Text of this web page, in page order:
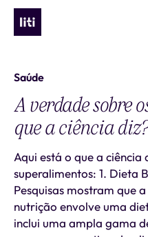
Saúde
A verdade sobre
que a ciência
Aqui está o que a ciência
superalimentos: 1. Dieta
Pesquisas mostram que
nutrição envolve uma
inclui uma ampla gama